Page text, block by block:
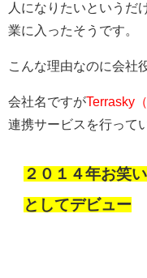
人になりたいというだ
業に入ったそうです。
こんな理由なのに会社
会社名ですがTerrasky
連携サービスを行って
２０１４年お笑
としてデビュー